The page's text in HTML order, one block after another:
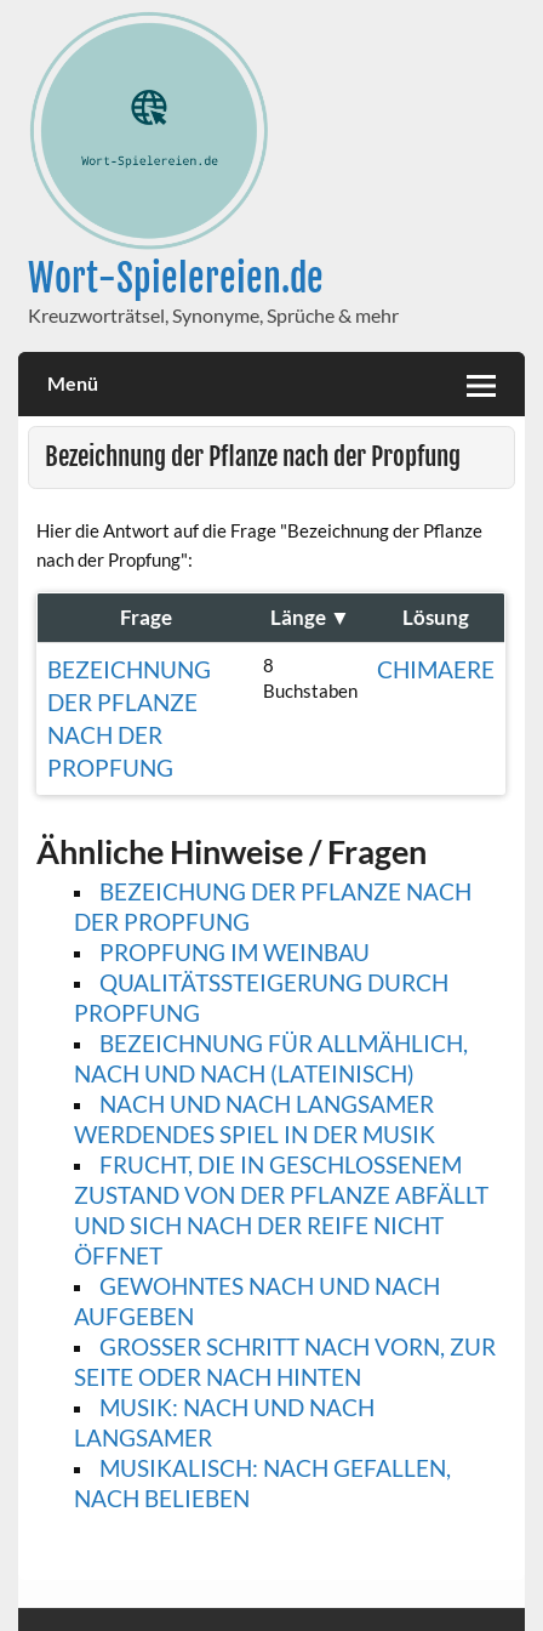
Wort-Spielereien.de
Kreuzworträtsel, Synonyme, Sprüche & mehr
Menü
Bezeichnung der Pflanze nach der Propfung
Hier die Antwort auf die Frage "Bezeichnung der Pflanze
nach der Propfung":
Frage Länge ▼ Lösung
BEZEICHNUNG
DER PFLANZE
NACH DER
PROPFUNG
8
Buchstaben
CHIMAERE
Ähnliche Hinweise / Fragen
BEZEICHUNG DER PFLANZE NACH
DER PROPFUNG
PROPFUNG IM WEINBAU
QUALITÄTSSTEIGERUNG DURCH
PROPFUNG
BEZEICHNUNG FÜR ALLMÄHLICH,
NACH UND NACH (LATEINISCH)
NACH UND NACH LANGSAMER
WERDENDES SPIEL IN DER MUSIK
FRUCHT, DIE IN GESCHLOSSENEM
ZUSTAND VON DER PFLANZE ABFÄLLT
UND SICH NACH DER REIFE NICHT
ÖFFNET
GEWOHNTES NACH UND NACH
AUFGEBEN
GROSSER SCHRITT NACH VORN, ZUR S
EITE ODER NACH HINTEN
MUSIK: NACH UND NACH
LANGSAMER
MUSIKALISCH: NACH GEFALLEN,
NACH BELIEBEN